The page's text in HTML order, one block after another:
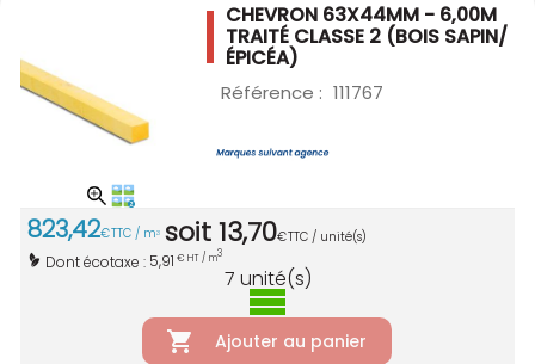
CHEVRON 63X44MM - 6,00M
TRAITÉ CLASSE 2 (BOIS SAPIN/
ÉPICÉA)
Référence : 111767
823,42€TTC / m3 soit13,70€TTC / unité(s)
Dont écotaxe : 5,91 € HT / m3
7 unité(s)
Ajouter au panier